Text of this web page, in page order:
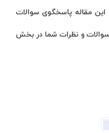
این مقاله پاسخگوی سوالات
سوالات و نظرات شما در بخش